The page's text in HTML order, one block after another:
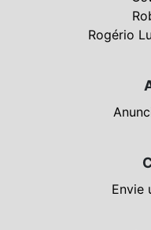
Rogério
Envie